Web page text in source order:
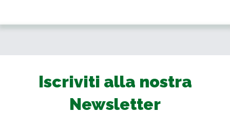
Iscriviti alla nostra
Newsletter